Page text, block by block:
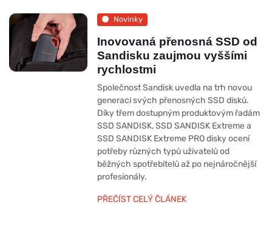
Novinky
Inovovaná přenosná SSD od
Sandisku zaujmou vyššími
rychlostmi
Společnost Sandisk uvedla na trh novou
generaci svých přenosných SSD disků.
Díky třem dostupným produktovým řadám
SSD SANDISK, SSD SANDISK Extreme a
SSD SANDISK Extreme PRO disky ocení
potřeby různých typů uživatelů od
běžných spotřebitelů až po nejnáročnější
profesionály.
PŘEČÍST CELÝ ČLÁNEK